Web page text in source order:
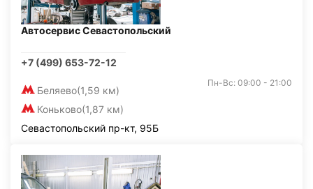
Автосервис Севастопольский
+7 (499) 653-72-12
Беляево(1,59 км)
Коньково(1,87 км)
Пн-Вс: 09:00 - 21:00
Севастопольский пр-кт, 95Б